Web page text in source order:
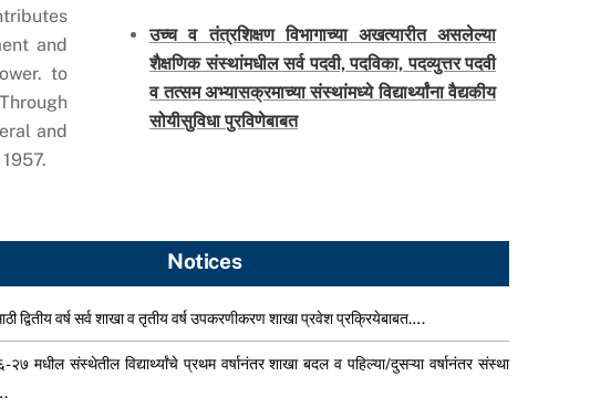
and
to
and
उच्च व तंत्रशिक्षण विभागाच्या अखत्यारीत असलेल्या
शैक्षणिक संस्थांमधील सर्व पदवी, पदविका, पदव्युत्तर पदवी
व तत्सम अभ्यासक्रमाच्या संस्थांमध्ये विद्यार्थ्यांना वैद्यकीय
सोयीसुविधा पुरविणेबाबत
Notices
द्वितीय वर्ष सर्व शाखा व तृतीय वर्ष उपकरणीकरण शाखा प्रवेश प्रक्रियेबाबत….
२७ मधील संस्थेतील विद्यार्थ्यांचे प्रथम वर्षानंतर शाखा बदल व पहिल्या/दुसऱ्या वर्षानंतर संस्था